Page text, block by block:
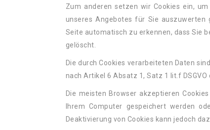
Zum anderen setzen wir Cookies ein,
unseres Angebotes für Sie auszuwerten
Seite automatisch zu erkennen, dass Sie
gelöscht.
Die durch Cookies verarbeiteten Daten
nach Artikel 6 Absatz 1, Satz 1 lit.f DSGVO
Die meisten Browser akzeptieren
Ihrem Computer gespeichert werden
Deaktivierung von Cookies kann jedoch